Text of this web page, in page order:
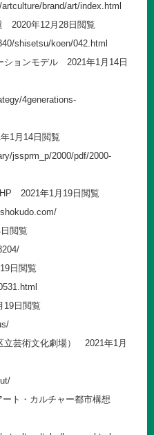
brand/art/index.html
2020年12月28日閲覧
shisetsu/koen/042.html
ョンモデル 2021年1月14日
4generations-
1月14日閲覧
jssprm_p/2000/pdf/2000-
2021年1月19日閲覧
閲覧
日閲覧
日閲覧
立芸術文化劇場） 2021年1月
ト・カルチャー都市構想